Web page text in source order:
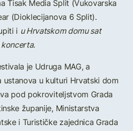
Tisak Media Split (Vukovarska
(Dioklecijanova 6 Split).
i u Hrvatskom domu sat
je Udruga MAG, a
ustanova u kulturi Hrvatski dom
pod pokroviteljstvom Grada
županije, Ministarstva
i Turističke zajednica Grada